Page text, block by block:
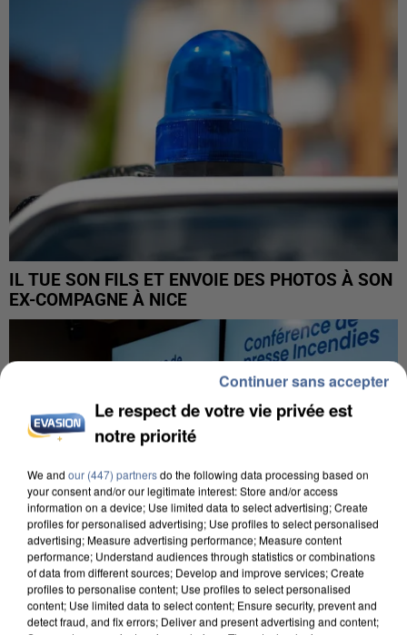
IL TUE SON FILS ET ENVOIE DES PHOTOS À SON
EX-COMPAGNE À NICE
INCENDIES : L’ÎLE-DE-FRANCE LANCE UN ÉLAN
Le respect de votre vie privée est
notre priorité
We and our (447) partnersdo the following data processing based on
your consent and/or our legitimate interest: Store and/or access
information on a device; Use limited data to select advertising; Create
profiles for personalised advertising; Use profiles to select personalised
advertising; Measure advertising performance; Measure content
performance; Understand audiences through statistics or combinations
of data from different sources; Develop and improve services; Create
profiles to personalise content; Use profiles to select personalised
content; Use limited data to select content; Ensure security, prevent and
detect fraud, and fix errors; Deliver and present advertising and content;
Continuer sans accepter